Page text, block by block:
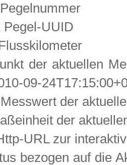
Pegel-UUID
der aktuellen
09-
der
der
URL zur
bezogen auf die